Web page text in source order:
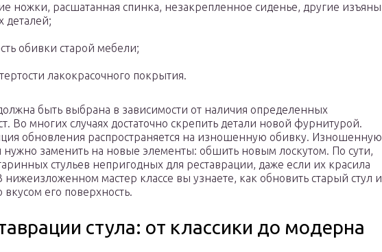
ножки, расшатанная спинка, незакрепленное сиденье, другие изъяны
деталей;
обивки старой мебели;
лакокрасочного покрытия.
быть выбрана в зависимости от наличия определенных
Во многих случаях достаточно скрепить детали новой фурнитурой.
обновления распространяется на изношенную обивку. Изношенную
нужно заменить на новые элементы: обшить новым лоскутом. По сути,
стульев непригодных для реставрации, даже если их красила
мастер классе вы узнаете, как обновить старый стул и
вкусом его поверхность.
стула: от классики до модерна